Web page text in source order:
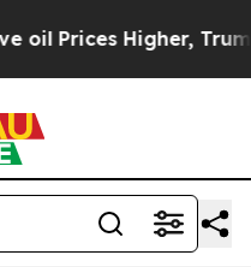
Trump Gave